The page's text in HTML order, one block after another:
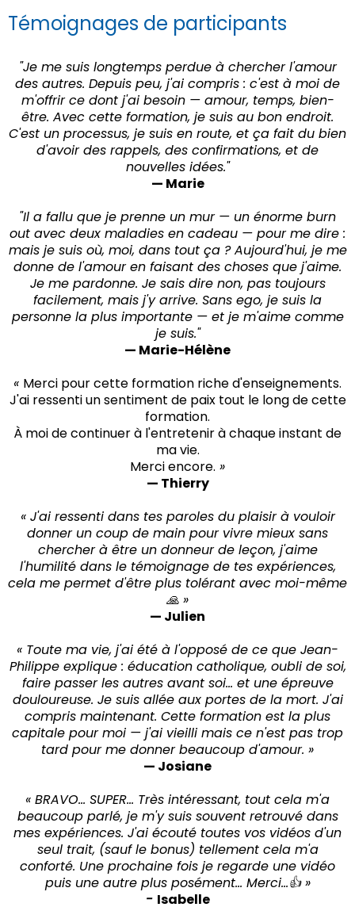
Témoignages de participants
"Je me suis longtemps perdue à chercher l'amour
des autres. Depuis peu, j'ai compris : c'est à moi de
m'offrir ce dont j'ai besoin — amour, temps, bien-
être. Avec cette formation, je suis au bon endroit.
C'est un processus, je suis en route, et ça fait du bien
d'avoir des rappels, des confirmations, et de
nouvelles idées."
— Marie
"Il a fallu que je prenne un mur — un énorme burn
out avec deux maladies en cadeau — pour me dire :
mais je suis où, moi, dans tout ça ? Aujourd'hui, je me
donne de l'amour en faisant des choses que j'aime.
Je me pardonne. Je sais dire non, pas toujours
facilement, mais j'y arrive. Sans ego, je suis la
personne la plus importante — et je m'aime comme
je suis."
— Marie-Hélène
« Merci pour cette formation riche d'enseignements.
J'ai ressenti un sentiment de paix tout le long de cette
formation.
À moi de continuer à l'entretenir à chaque instant de
ma vie.
Merci encore. »
— Thierry
« J'ai ressenti dans tes paroles du plaisir à vouloir
donner un coup de main pour vivre mieux sans
chercher à être un donneur de leçon, j'aime
l'humilité dans le témoignage de tes expériences,
cela me permet d'être plus tolérant avec moi-même
🙏 »
— Julien
« Toute ma vie, j'ai été à l'opposé de ce que Jean-
Philippe explique : éducation catholique, oubli de soi,
faire passer les autres avant soi… et une épreuve
douloureuse. Je suis allée aux portes de la mort. J'ai
compris maintenant. Cette formation est la plus
capitale pour moi — j'ai vieilli mais ce n'est pas trop
tard pour me donner beaucoup d'amour. »
— Josiane
« BRAVO... SUPER... Très intéressant, tout cela m'a
beaucoup parlé, je m'y suis souvent retrouvé dans
mes expériences. J'ai écouté toutes vos vidéos d'un
seul trait, (sauf le bonus) tellement cela m'a
conforté. Une prochaine fois je regarde une vidéo
puis une autre plus posément... Merci...👍 »
- Isabelle